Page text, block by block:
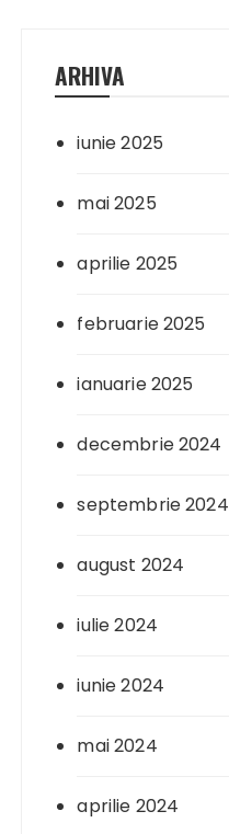
ARHIVA
iunie 2025
mai 2025
aprilie 2025
februarie 2025
ianuarie 2025
decembrie 2024
septembrie 2024
august 2024
iulie 2024
iunie 2024
mai 2024
aprilie 2024